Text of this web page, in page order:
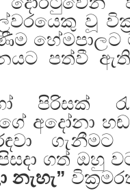
වූ
හේමපාලට
පත්වී
පිරිසක්
අදෝනා
ගත් ඔහු
නැහැ”